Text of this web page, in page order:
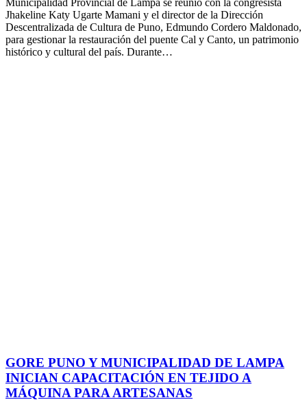
Jhakeline Katy Ugarte Mamani y el director de la Dirección
Descentralizada de Cultura de Puno, Edmundo Cordero Maldonado,
para gestionar la restauración del puente Cal y Canto, un patrimonio
histórico y cultural del país. Durante…
GORE PUNO Y MUNICIPALIDAD DE LAMPA
INICIAN CAPACITACIÓN EN TEJIDO A
MÁQUINA PARA ARTESANAS